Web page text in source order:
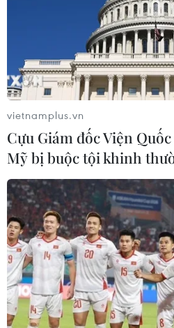
nghiệp công nghệ số
05/08/2026 02:59
Doanh thu của Apple tại Ấn
đầu vượt 10 tỷ USD
05/08/2026 00:53
Xem
CƠ QUAN CHỦ QUẢN: THÔNG TẤN XÃ VIỆT
Tổng Biên tập: TRẦN TIẾN
vietnamplus.vn
Cựu Giám đốc Viện
Mỹ bị buộc tội khinh